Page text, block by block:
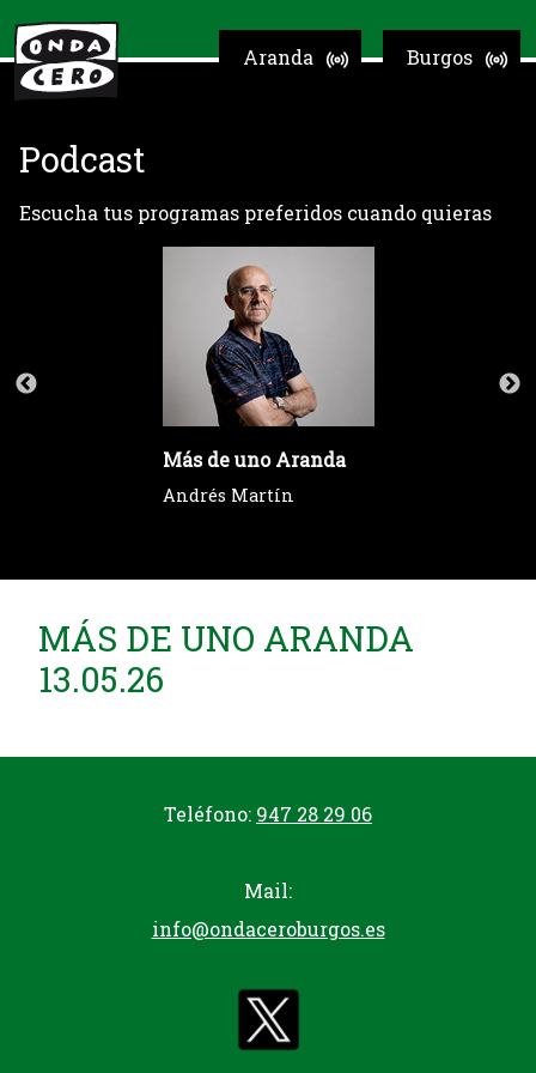
Burgos
Aranda
Podcast
Escucha tus programas preferidos cuando quieras
Más de uno Aranda
Andrés Martín
MÁS DE UNO ARANDA
13.05.26
Teléfono: 947 28 29 06
Mail:
info@ondaceroburgos.es